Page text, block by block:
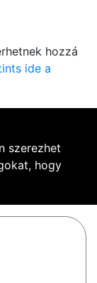
hozzá
ide a
szerezhet
hogy